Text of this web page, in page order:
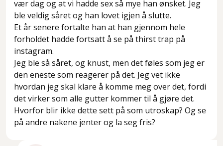
vær dag og at vi hadde sex så mye han ønsket. Jeg
ble veldig såret og han lovet igjen å slutte.
Et år senere fortalte han at han gjennom hele
forholdet hadde fortsatt å se på thirst trap på
instagram.
Jeg ble så såret, og knust, men det føles som jeg er
den eneste som reagerer på det. Jeg vet ikke
hvordan jeg skal klare å komme meg over det, fordi
det virker som alle gutter kommer til å gjøre det.
Hvorfor blir ikke dette sett på som utroskap? Og se